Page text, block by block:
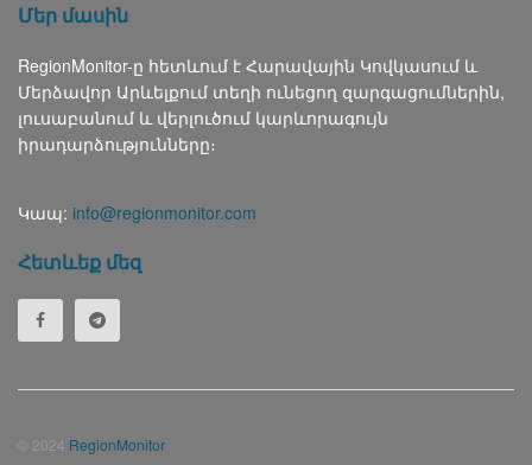
Մեր մասին
RegionMonitor-ը հետևում է Հարավային Կովկասում և
Մերձավոր Արևելքում տեղի ունեցող զարգացումներին,
լուսաբանում և վերլուծում կարևորագույն
իրադարձությունները։
Կապ: info@regionmonitor.com
Հետևեք մեզ
© 2024 RegionMonitor